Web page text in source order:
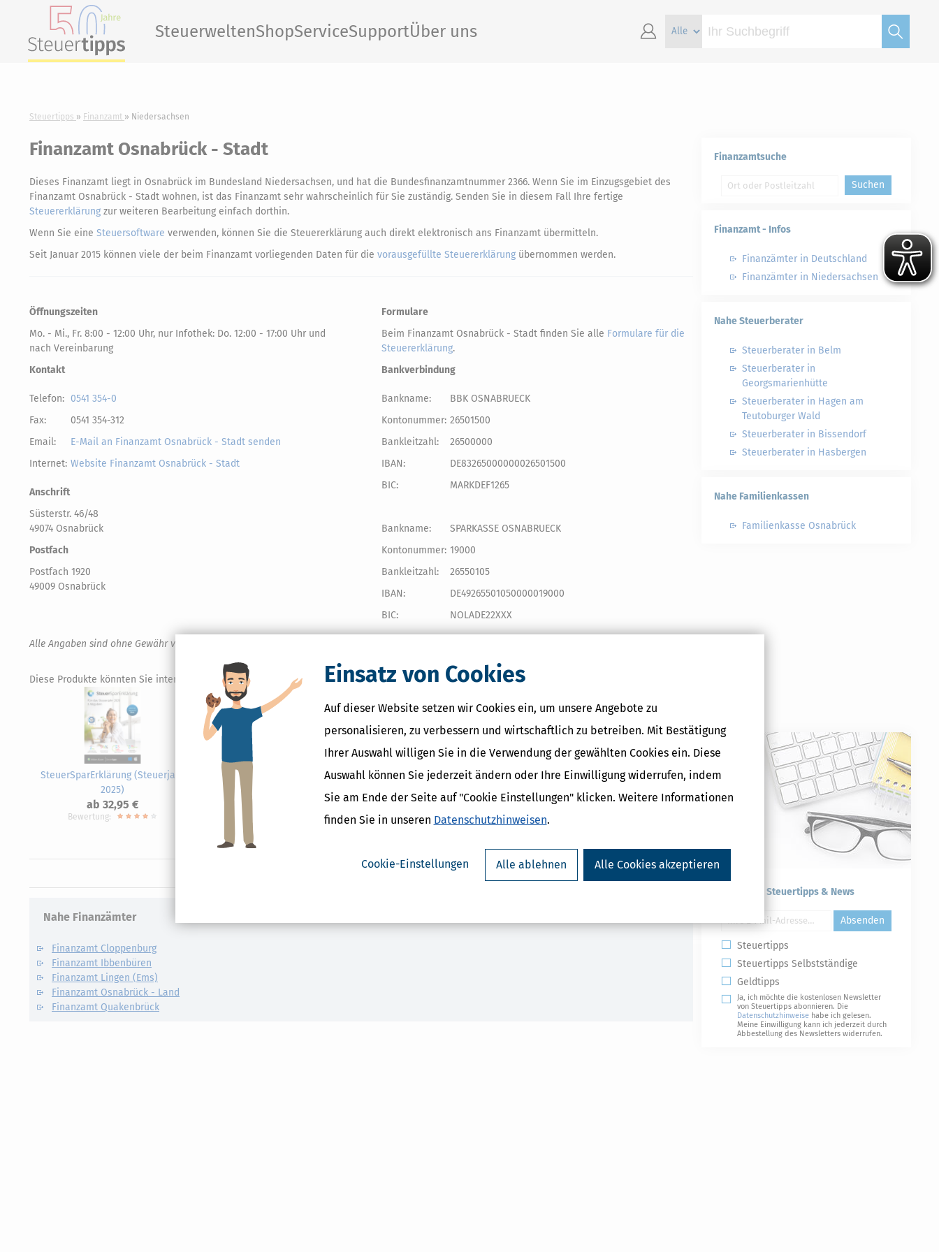
Einsatz von Cookies
Auf dieser Website setzen wir Cookies ein, um unsere Angebote zu
personalisieren, zu verbessern und wirtschaftlich zu betreiben. Mit Bestätigung
Ihrer Auswahl willigen Sie in die Verwendung der gewählten Cookies ein. Diese
Auswahl können Sie jederzeit ändern oder Ihre Einwilligung widerrufen, indem
Sie am Ende der Seite auf "Cookie Einstellungen" klicken. Weitere Informationen
finden Sie in unseren Datenschutzhinweisen.
Cookie-Einstellungen Alle ablehnen Alle Cookies akzeptieren
SteuerweltenShopServiceSupportÜber uns
Steuertipps Finanzamt Niedersachsen
Finanzamt Osnabrück - Stadt
Dieses Finanzamt liegt in Osnabrück im Bundesland Niedersachsen, und hat die Bundesfinanzamtnummer 2366. Wenn Sie im Einzugsgebiet des
Finanzamt Osnabrück - Stadt wohnen, ist das Finanzamt sehr wahrscheinlich für Sie zuständig. Senden Sie in diesem Fall Ihre fertige
Steuererklärung zur weiteren Bearbeitung einfach dorthin.
Wenn Sie eine Steuersoftware verwenden, können Sie die Steuererklärung auch direkt elektronisch ans Finanzamt übermitteln.
Seit Januar 2015 können viele der beim Finanzamt vorliegenden Daten für die vorausgefüllte Steuererklärung übernommen werden.
Öffnungszeiten
Mo. - Mi., Fr. 8:00 - 12:00 Uhr, nur Infothek: Do. 12:00 - 17:00 Uhr und
nach Vereinbarung
Kontakt
Telefon: 0541 354-0
Fax:
0541 354-312
Email:
E-Mail an Finanzamt Osnabrück - Stadt senden
Internet: Website Finanzamt Osnabrück - Stadt
Anschrift
Süsterstr. 46/48
49074 Osnabrück
Postfach
Postfach 1920
49009 Osnabrück
Formulare
Beim Finanzamt Osnabrück - Stadt finden Sie alle Formulare für die
Steuererklärung.
Bankverbindung
Bankname:
BBK OSNABRUECK
Kontonummer: 26501500
Bankleitzahl:
26500000
IBAN:
DE83265000000026501500
BIC:
MARKDEF1265
Bankname:
SPARKASSE OSNABRUECK
Kontonummer: 19000
Bankleitzahl:
26550105
IBAN:
DE49265501050000019000
BIC:
NOLADE22XXX
Alle Angaben sind ohne Gewähr von Richtigkeit und Vollständigkeit.
Diese Produkte könnten Sie interessieren.
SteuerSparErklärung (Steuerjahr
2025)
ab 32,95 €
Bewertung:
STEUEReasy (Steuerjahr 2025)
ab 15,99 €
Bewertung:
SteuerSparErklärung plus (Steuerjahr
ab 45,95 €
Nahe Finanzämter
Finanzamt Cloppenburg
Finanzamt Ibbenbüren
Finanzamt Lingen (Ems)
Finanzamt Osnabrück - Land
Finanzamt Quakenbrück
Finanzamtsuche
Suchen
Finanzamt - Infos
Finanzämter in Deutschland
Finanzämter in Niedersachsen
Nahe Steuerberater
Steuerberater in Belm
Steuerberater in
Georgsmarienhütte
Steuerberater in Hagen am
Teutoburger Wald
Steuerberater in Bissendorf
Steuerberater in Hasbergen
Nahe Familienkassen
Familienkasse Osnabrück
Kostenlose Steuertipps & News
Absenden
Steuertipps
Steuertipps Selbstständige
Geldtipps
Ja, ich möchte die kostenlosen Newsletter
von Steuertipps abonnieren. Die
Datenschutzhinweise habe ich gelesen.
Meine Einwilligung kann ich jederzeit durch
Abbestellung des Newsletters widerrufen.